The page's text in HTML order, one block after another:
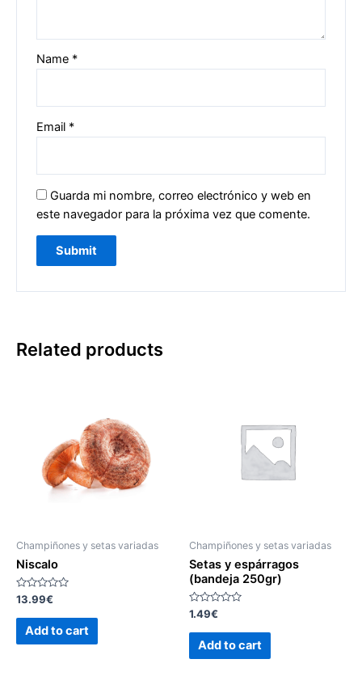
Name *
Email *
Guarda mi nombre, correo electrónico y web en
este navegador para la próxima vez que comente.
Related products
Champiñones y setas variadas
Niscalo
Rated
out
13.99€
Add to cart
Champiñones y setas variadas
Setas y espárragos
(bandeja 250gr)
Rated
out
1.49€
Add to cart